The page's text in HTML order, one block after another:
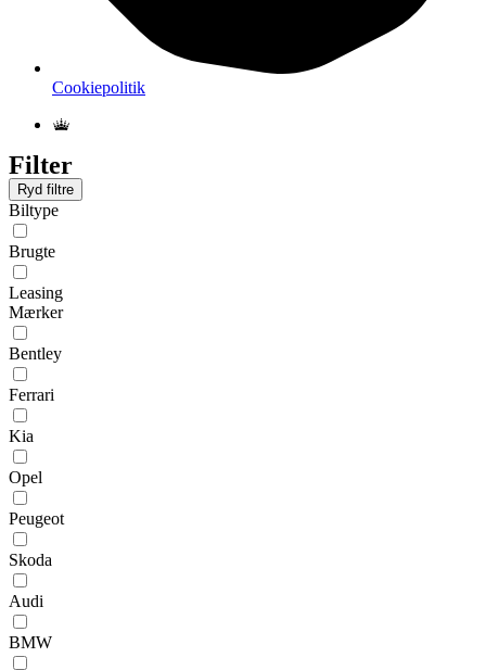
Cookiepolitik
Filter
Ryd filtre
Biltype
Brugte
Leasing
Mærker
Bentley
Ferrari
Kia
Opel
Peugeot
Skoda
Audi
BMW